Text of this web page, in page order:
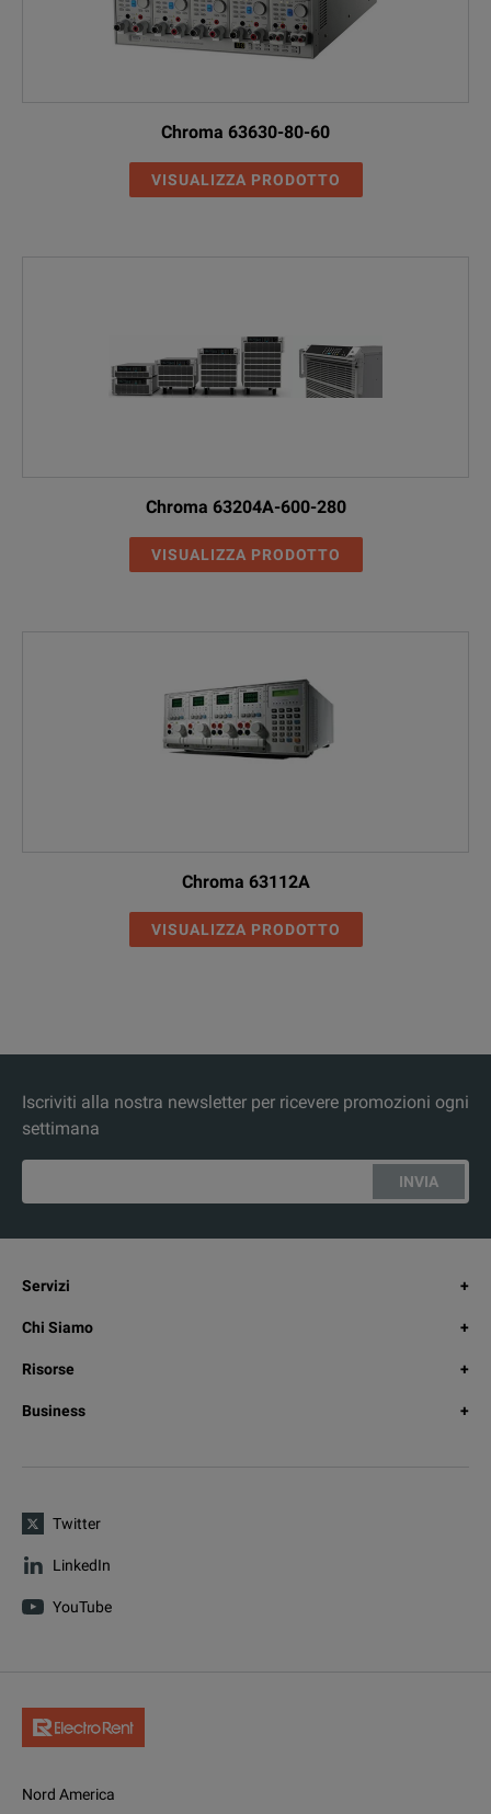
Chroma 63630-80-60
VISUALIZZA PRODOTTO
Chroma 63204A-600-280
VISUALIZZA PRODOTTO
Chroma 63112A
VISUALIZZA PRODOTTO
Iscriviti alla nostra newsletter per ricevere promozioni ogni
settimana
INVIA
Servizi
Chi Siamo
Risorse
Business
Twitter
LinkedIn
YouTube
Nord America